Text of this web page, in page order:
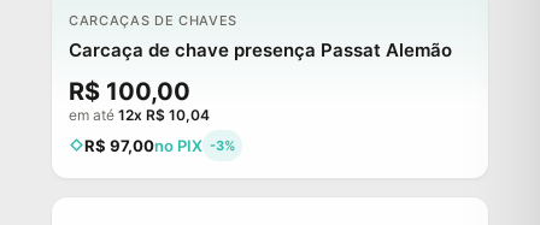
CARCAÇAS DE CHAVES
Carcaça de chave presença Passat Alemão
R$ 100,00
em até 12x R$ 10,04
R$ 97,00no PIX -3%